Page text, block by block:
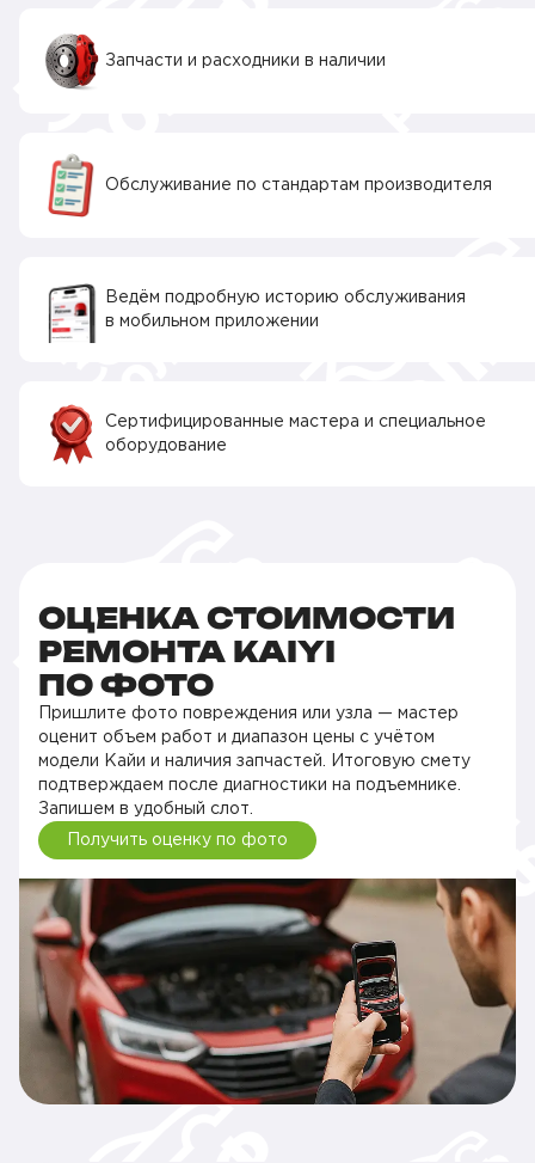
Запчасти и расходники в наличии
Обслуживание по стандартам производителя
Ведём подробную историю обслуживания
в мобильном приложении
Сертифицированные мастера и специальное
оборудование
ОЦЕНКА СТОИМОСТИ
РЕМОНТА KAIYI
ПО ФОТО
Пришлите фото повреждения или узла — мастер
оценит объем работ и диапазон цены с учётом
модели Кайи и наличия запчастей. Итоговую смету
подтверждаем после диагностики на подъемнике.
Запишем в удобный слот.
Получить оценку по фото